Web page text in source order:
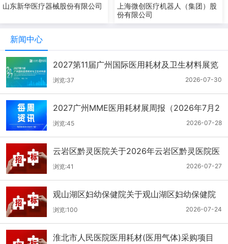
山东新华医疗器械股份有限公司
上海微创医疗机器人（集团）股
份有限公司
新闻中心
2027第11届广州国际医用耗材及卫生材料展览
会（2026.7.21-7.27周报）
2026-07-30
浏览:37
2027广州MME医用耗材展周报（2026年7月2
1-27日）
2026-07-28
浏览:45
云岩区黔灵医院关于2026年云岩区黔灵医院医
用耗材采购项目（品目三）三次招标的公开招
标公告
2026-07-27
浏览:41
观山湖区妇幼保健院关于观山湖区妇幼保健院
医用耗材采购项目的公开招标公告
2026-07-24
浏览:100
淮北市人民医院医用耗材(医用气体)采购项目